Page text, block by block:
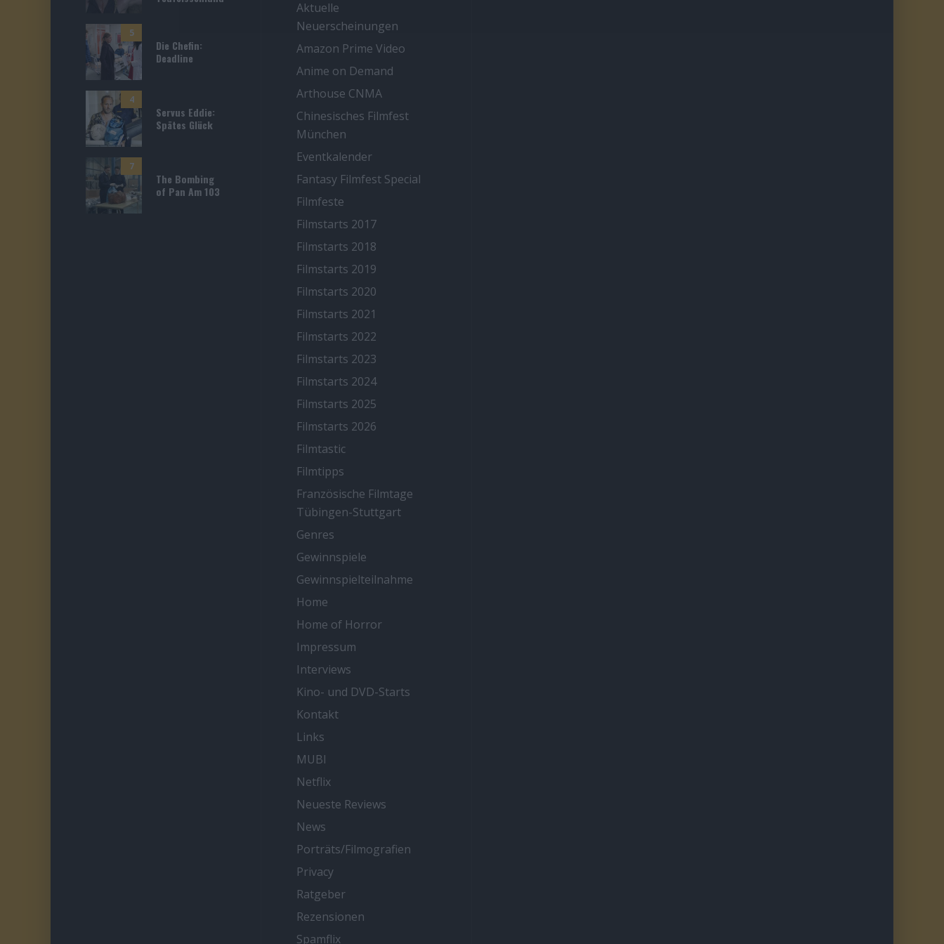
5
Die Chefin:
Deadline
4
Servus Eddie:
Spätes Glück
7
The Bombing
of Pan Am 103
Aktuelle
Neuerscheinungen
Amazon Prime Video
Anime on Demand
Arthouse CNMA
Chinesisches Filmfest
München
Eventkalender
Fantasy Filmfest Special
Filmfeste
Filmstarts 2017
Filmstarts 2018
Filmstarts 2019
Filmstarts 2020
Filmstarts 2021
Filmstarts 2022
Filmstarts 2023
Filmstarts 2024
Filmstarts 2025
Filmstarts 2026
Filmtastic
Filmtipps
Französische Filmtage
Tübingen-Stuttgart
Genres
Gewinnspiele
Gewinnspielteilnahme
Home
Home of Horror
Impressum
Interviews
Kino- und DVD-Starts
Kontakt
Links
MUBI
Netflix
Neueste Reviews
News
Porträts/Filmografien
Privacy
Ratgeber
Rezensionen
Spamflix